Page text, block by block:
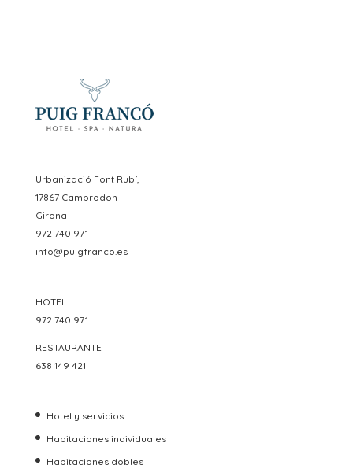
Urbanizació Font Rubí,
17867 Camprodon
Girona
972 740 971
info@puigfranco.es
HOTEL
972 740 971
RESTAURANTE
638 149 421
Hotel y servicios
Habitaciones individuales
Habitaciones dobles